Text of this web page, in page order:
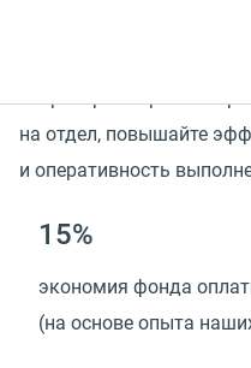
операторов —
на отдел, повышайте
и оперативность
15%
экономия фонда
(на основе опыта